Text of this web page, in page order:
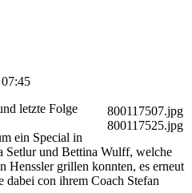
800117507.jpg
800117525.jpg
letzte Folge
ein Special in
Setlur und Bettina Wulff, welche
Henssler grillen konnten, es erneut
dabei con ihrem Coach Stefan